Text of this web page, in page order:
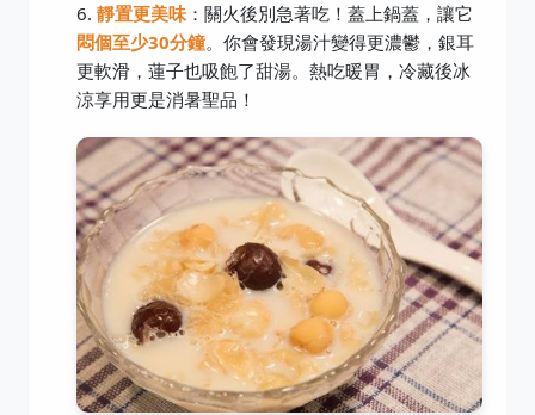
靜置更美味：關火後別急著吃！蓋上鍋蓋，讓它
悶個至少30分鐘。你會發現湯汁變得更濃鬱，銀耳
更軟滑，蓮子也吸飽了甜湯。熱吃暖胃，冷藏後冰
涼享用更是消暑聖品！